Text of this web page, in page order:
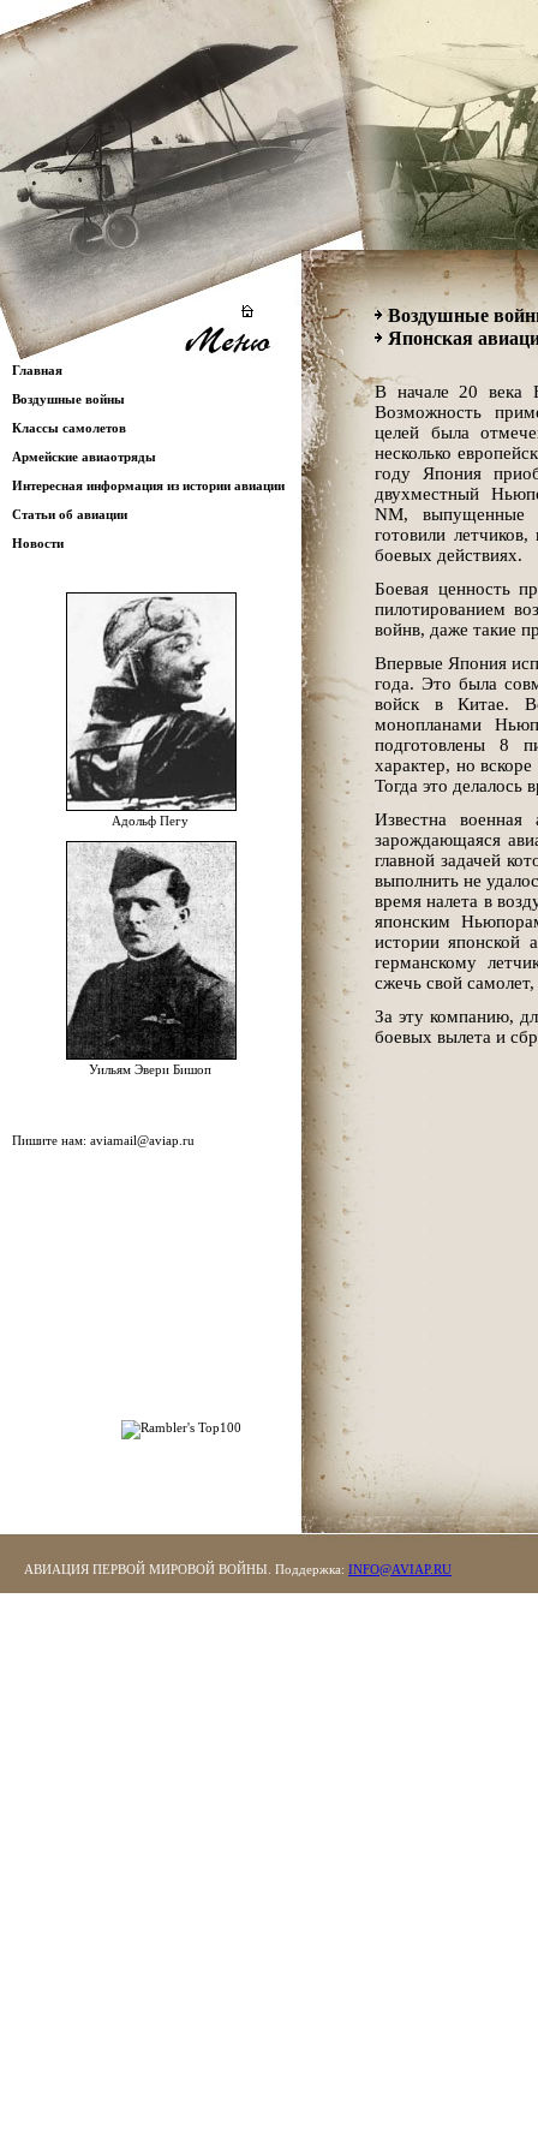
Главная
Воздушные войны
Классы самолетов
Армейские авиаотряды
Интересная информация из истории авиации
Статьи об авиации
Новости
Адольф Пегу
Уильям Эвери Бишоп
Пишите нам: aviamail@aviap.ru
Воздушные
Японская
В начале 20 века
Возможность
целей была
несколько
году Япония
двухместный
NM, выпущенные
готовили
боевых действиях.
Боевая ценность
пилотированием
войнв, даже такие
Впервые Япония
года. Это была
войск в Китае.
монопланами
подготовлены 8
характер, но
Тогда это делалось
Известна
зарождающаяся
главной задачей
выполнить не
время налета в
японским
истории японской
германскому
сжечь свой
За эту компанию,
боевых вылета и
АВИАЦИЯ ПЕРВОЙ МИРОВОЙ ВОЙНЫ. Поддержка: INFO@AVIAP.RU